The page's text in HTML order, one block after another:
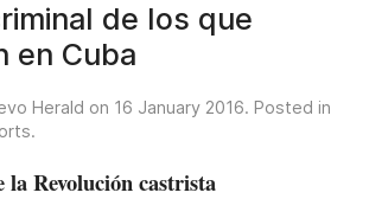
de los que
en Cuba
Herald on 16 January 2016. Posted in
.
la Revolución castrista